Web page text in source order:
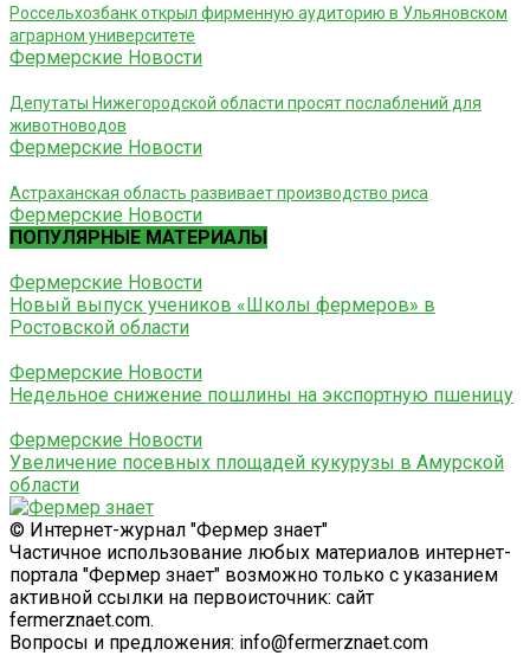
Россельхозбанк открыл фирменную аудиторию в Ульяновском
аграрном университете
Фермерские Новости
Депутаты Нижегородской области просят послаблений для
животноводов
Фермерские Новости
Астраханская область развивает производство риса
Фермерские Новости
ПОПУЛЯРНЫЕ МАТЕРИАЛЫ
Фермерские Новости
Новый выпуск учеников «Школы фермеров» в
Ростовской области
Фермерские Новости
Недельное снижение пошлины на экспортную пшеницу
Фермерские Новости
Увеличение посевных площадей кукурузы в Амурской
области
© Интернет-журнал "Фермер знает"
Частичное использование любых материалов интернет-
портала "Фермер знает" возможно только с указанием
активной ссылки на первоисточник: сайт
fermerznaet.com.
Вопросы и предложения: info@fermerznaet.com